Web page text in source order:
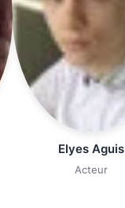
Elyes Aguis
Acteur